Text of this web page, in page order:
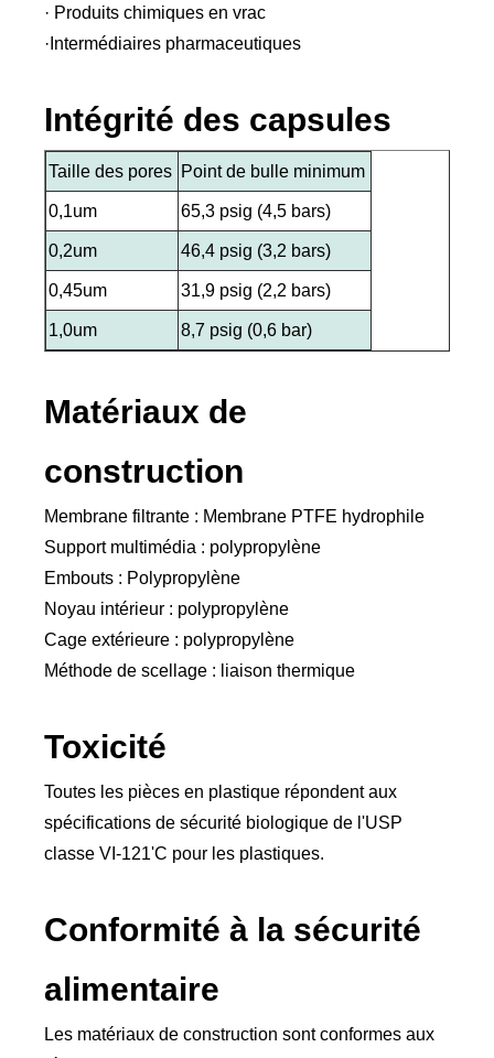
· Produits chimiques en vrac
·Intermédiaires pharmaceutiques
Intégrité des capsules
Taille des pores Point de bulle minimum
0,1um 65,3 psig (4,5 bars)
0,2um 46,4 psig (3,2 bars)
0,45um 31,9 psig (2,2 bars)
1,0um 8,7 psig (0,6 bar)
Matériaux de
construction
Membrane filtrante : Membrane PTFE hydrophile
Support multimédia : polypropylène
Embouts : Polypropylène
Noyau intérieur : polypropylène
Cage extérieure : polypropylène
Méthode de scellage : liaison thermique
Toxicité
Toutes les pièces en plastique répondent aux
spécifications de sécurité biologique de l'USP
classe VI-121'C pour les plastiques.
Conformité à la sécurité
alimentaire
Les matériaux de construction sont conformes aux